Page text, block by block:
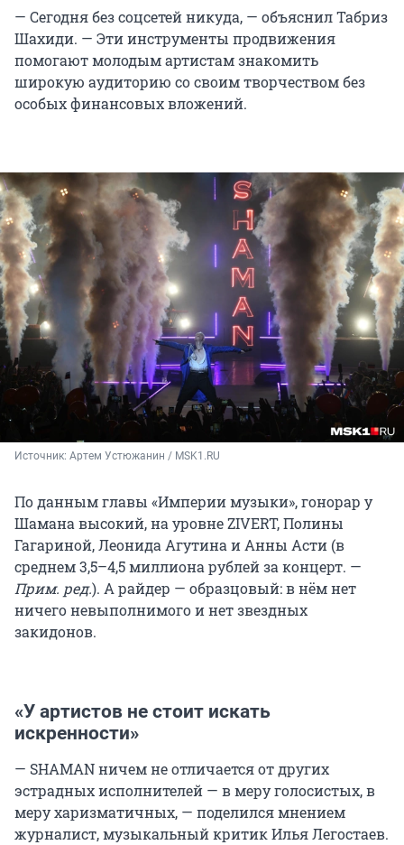
— Сегодня без соцсетей никуда, — объяснил Табриз
Шахиди. — Эти инструменты продвижения
помогают молодым артистам знакомить
широкую аудиторию со своим творчеством без
особых финансовых вложений.
Источник: Артем Устюжанин / MSK1.RU
По данным главы «Империи музыки», гонорар у
Шамана высокий, на уровне ZIVERT, Полины
Гагариной, Леонида Агутина и Анны Асти (в
среднем 3,5–4,5 миллиона рублей за концерт. —
Прим. ред.). А райдер — образцовый: в нём нет
ничего невыполнимого и нет звездных
закидонов.
«У артистов не стоит искать
искренности»
— SHAMAN ничем не отличается от других
эстрадных исполнителей — в меру голосистых, в
меру харизматичных, — поделился мнением
журналист, музыкальный критик Илья Легостаев.